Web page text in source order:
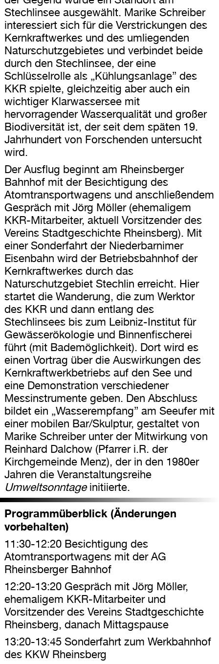
Stechlinsee ausgewählt. Marike Schreiber
interessiert sich für die Verstrickungen des
Kernkraftwerkes und des umliegenden
Naturschutzgebietes und verbindet beide
durch den Stechlinsee, der eine
Schlüsselrolle als „Kühlungsanlage” des
KKR spielte, gleichzeitig aber auch ein
wichtiger Klarwassersee mit
hervorragender Wasserqualität und großer
Biodiversität ist, der seit dem späten 19.
Jahrhundert von Forschenden untersucht
wird.
Der Ausflug beginnt am Rheinsberger
Bahnhof mit der Besichtigung des
Atomtransportwagens und anschließendem
Gespräch mit Jörg Möller (ehemaligem
KKR-Mitarbeiter, aktuell Vorsitzender des
Vereins Stadtgeschichte Rheinsberg). Mit
einer Sonderfahrt der Niederbarnimer
Eisenbahn wird der Betriebsbahnhof der
Kernkraftwerkes durch das
Naturschutzgebiet Stechlin erreicht. Hier
startet die Wanderung, die zum Werktor
des KKR und dann entlang des
Stechlinsees bis zum Leibniz-Institut für
Gewässerökologie und Binnenfischerei
führt (mit Bademöglichkeit). Dort wird es
einen Vortrag über die Auswirkungen des
Kernkraftwerkbetriebs auf den See und
eine Demonstration verschiedener
Messinstrumente geben. Den Abschluss
bildet ein „Wasserempfang” am Seeufer mit
einer mobilen Bar/Skulptur, gestaltet von
Marike Schreiber unter der Mitwirkung von
Reinhard Dalchow (Pfarrer i.R. der
Kirchgemeinde Menz), der in den 1980er
Jahren die Veranstaltungsreihe
Umweltsonntageinitiierte.
Programmüberblick (Änderungen
vorbehalten)
11:30-12:20 Besichtigung des
Atomtransportwagens mit der AG
Rheinsberger Bahnhof
12:20-13:20 Gespräch mit Jörg Möller,
ehemaligem KKR-Mitarbeiter und
Vorsitzender des Vereins Stadtgeschichte
Rheinsberg, danach Mittagspause
13:20-13:45 Sonderfahrt zum Werkbahnhof
des KKW Rheinsberg